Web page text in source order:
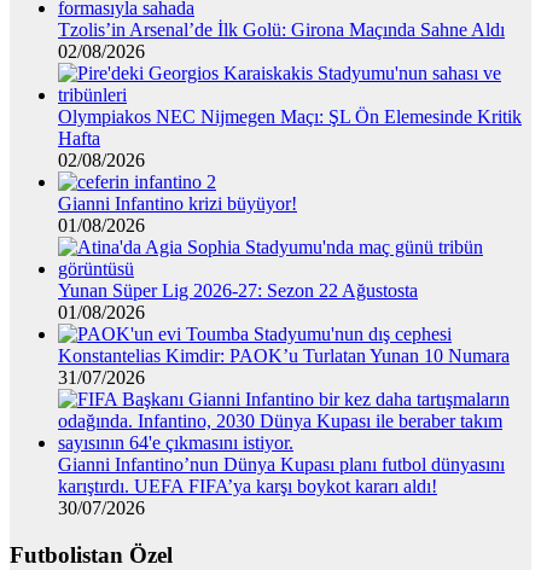
Tzolis’in Arsenal’de İlk Golü: Girona Maçında Sahne Aldı
02/08/2026
Olympiakos NEC Nijmegen Maçı: ŞL Ön Elemesinde Kritik
Hafta
02/08/2026
Gianni Infantino krizi büyüyor!
01/08/2026
Yunan Süper Lig 2026-27: Sezon 22 Ağustosta
01/08/2026
Konstantelias Kimdir: PAOK’u Turlatan Yunan 10 Numara
31/07/2026
Gianni Infantino’nun Dünya Kupası planı futbol dünyasını
karıştırdı. UEFA FIFA’ya karşı boykot kararı aldı!
30/07/2026
Futbolistan Özel